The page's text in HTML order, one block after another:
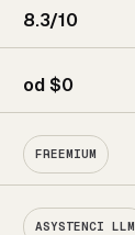
8.3/10
od $0
FREEMIUM
ASYSTENCI LLM